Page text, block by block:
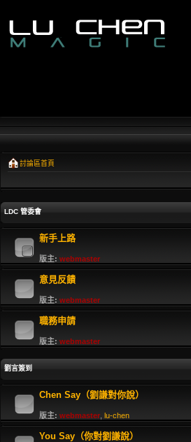
討論區首頁
LDC 管委會
新手上路
版主: webmaster
意見反饋
版主: webmaster
職務申請
版主: webmaster
劉言簽到
Chen Say（劉謙對你說）
版主: webmaster lu-chen
You Say（你對劉謙說）